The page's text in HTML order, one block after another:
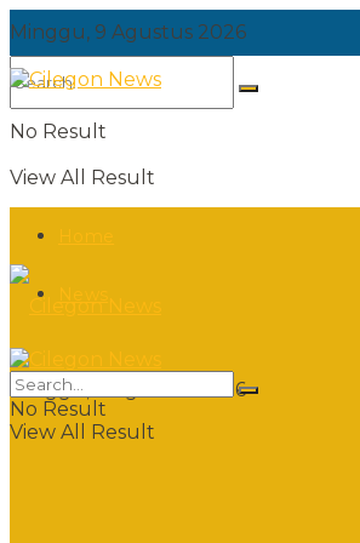
Minggu, 9 Agustus 2026
No Result
View All Result
Minggu, 9 Agustus 2026
No Result
View All Result